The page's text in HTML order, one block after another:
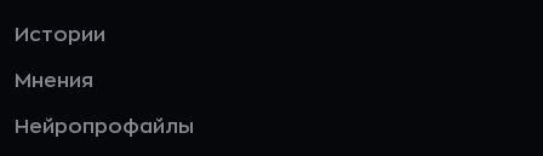
Истории
Мнения
Нейропрофайлы